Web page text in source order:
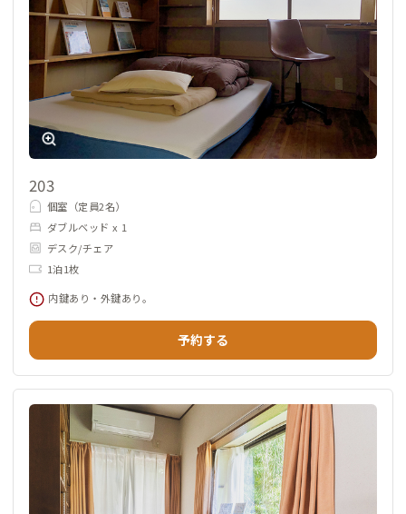
203
個室（定員2名）
ダブルベッド x 1
デスク/チェア
1泊1枚
内鍵あり・外鍵あり。
予約する